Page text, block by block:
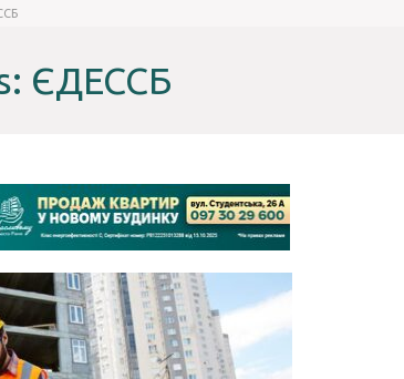
ЄДЕССБ